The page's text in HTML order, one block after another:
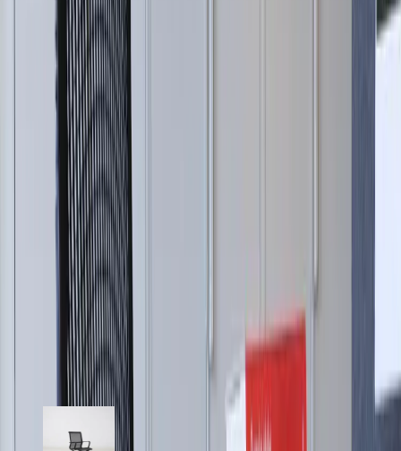
Med Generation från Knoll får du en stol som inte bara ser bra ut,
utan också främjar en aktiv och produktiv arbetsdag. Oavsett om du
arbetar i ett öppet kontorslandskap eller i ett mötesrum, erbjuder
denna stol den flexibilitet och komfort som krävs för att maximera
din arbetsupplevelse.
I bildvyn visas funktionerna och du även ta en närmare titt på
produktsida.
Specifikationer
Möbelskick : 4
Läs mer om skickbedömning
Relaterade produkter